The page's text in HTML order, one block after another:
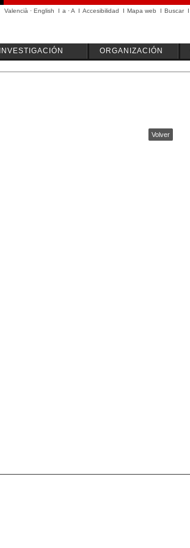
Valencià · English I a ·A I Accesibilidad I Mapa web I Buscar I
INVESTIGACIÓN ORGANIZACIÓN
Volver